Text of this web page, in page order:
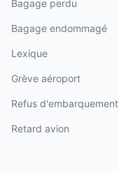
Bagage perdu
Bagage endommagé
Lexique
Grève aéroport
Refus d'embarquement
Retard avion